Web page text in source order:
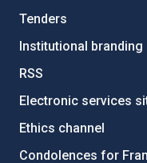
Tenders
Institutional branding
RSS
Electronic services
Ethics channel
Condolences for